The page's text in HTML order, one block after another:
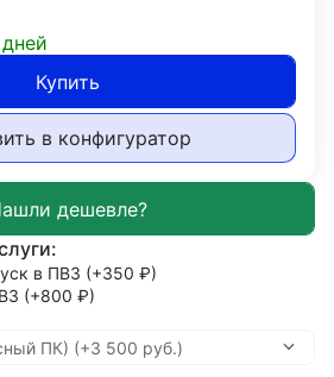
Купить
в конфигуратор
в ПВЗ (+350 ₽)
(+800 ₽)